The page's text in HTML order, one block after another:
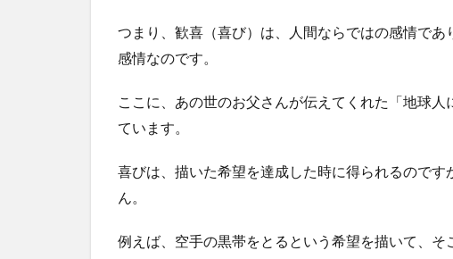
つまり、歓喜（喜び）は、人間ならではの感情で
感情なのです。
ここに、あの世のお父さんが伝えてくれた「地球
ています。
喜びは、描いた希望を達成した時に得られるので
ん。
例えば、空手の黒帯をとるという希望を描いて、そ